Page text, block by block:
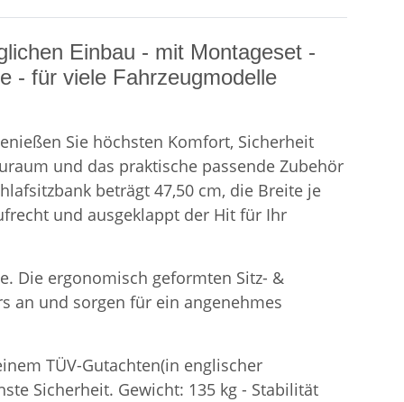
Einbau - mit Montageset -
- für viele Fahrzeugmodelle
Sie höchsten Komfort, Sicherheit
und das praktische passende Zubehör
beträgt 47,50 cm, die Breite je
und ausgeklappt der Hit für Ihr
Die ergonomisch geformten Sitz- &
an und sorgen für ein angenehmes
TÜV-Gutachten(in englischer
Sicherheit. Gewicht: 135 kg - Stabilität